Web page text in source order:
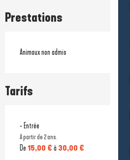
Prestations
Animaux non admis
Tarifs
- Entrée
A partir de 2 ans.
De 15,00 € à 30,00 €